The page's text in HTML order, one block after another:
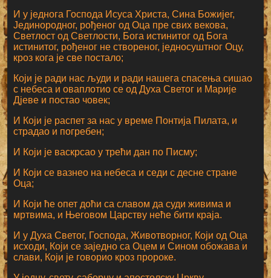
И у једнога Господа Исуса Христа, Сина Божијег,
Јединородног, рођеног од Оца пре свих векова,
Светлост од Светлости, Бога истинитог од Бога
истинитог, рођеног не створеног, једносуштног Оцу,
кроз кога је све постало;
Који је ради нас људи и ради нашега спасења сишао
с небеса и оваплотио се од Духа Светог и Марије
Дјеве и постао човек;
И Који је распет за нас у време Понтија Пилата, и
страдао и погребен;
И Који је васкрсао у трећи дан по Писму;
И Који се вазнео на небеса и седи с десне стране
Оца;
И Који ће опет доћи са славом да суди живима и
мртвима, и Његовом Царству неће бити краја.
И у Духа Светог, Господа, Животворног, Који од Оца
исходи, Који се заједно са Оцем и Сином обожава и
слави, Који је говорио кроз пророке.